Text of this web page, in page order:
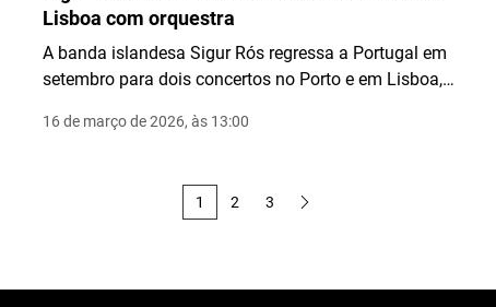
Lisboa com orquestra
A banda islandesa Sigur Rós regressa a Portugal em
setembro para dois concertos no Porto e em Lisboa,
e pelo Coro Ricercare.
16 de março de 2026, às 13:00
1 2 3